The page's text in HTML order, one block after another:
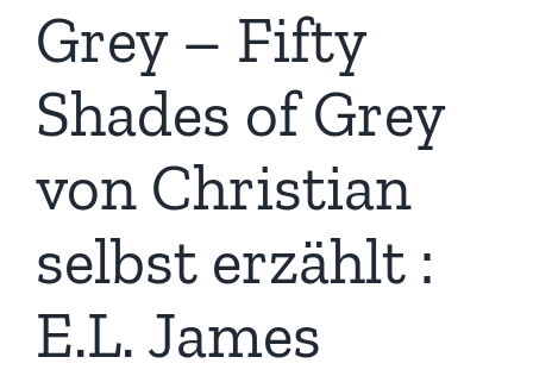
Grey – Fifty
Shades of Grey
von Christian
selbst erzählt :
E.L. James